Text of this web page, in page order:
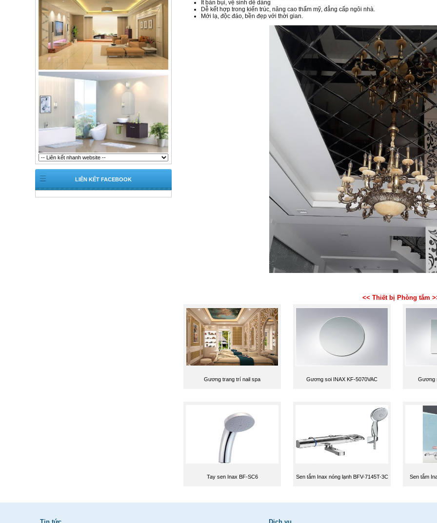
LIÊN KẾT FACEBOOK
Ít bán bụi, vệ sinh dễ dàng
Dễ kết hợp trong kiến trúc, nâng cao thẩm mỹ, đẳng cấp ngôi nhà.
Mới lạ, độc đáo, bền đẹp với thời gian.
<< Thiết bị Phòng tắm
Gương trang trí nail spa Gương soi INAX KF-5070VAC Gương
Tay sen Inax BF-SC6 Sen tắm Inax nóng lạnh BFV-7145T-3C Sen tắm